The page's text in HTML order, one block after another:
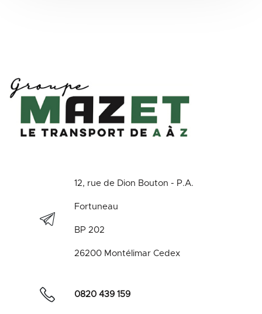
12, rue de Dion Bouton - P.A.
Fortuneau
BP 202
26200 Montélimar Cedex
0820 439 159